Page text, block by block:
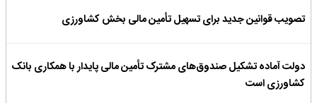
تصویب قوانین جدید برای تسهیل تأمین مالی بخش کشاورزی
دولت آماده تشکیل صندوق‌های مشترک تأمین مالی پایدار با همکاری بانک
کشاورزی است